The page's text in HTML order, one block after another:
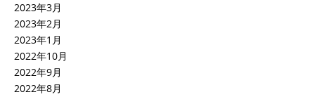
2023年3月
2023年2月
2023年1月
2022年10月
2022年9月
2022年8月